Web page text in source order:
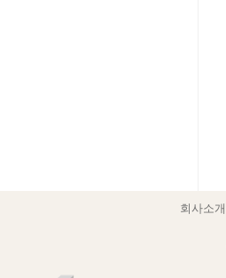
회사소개